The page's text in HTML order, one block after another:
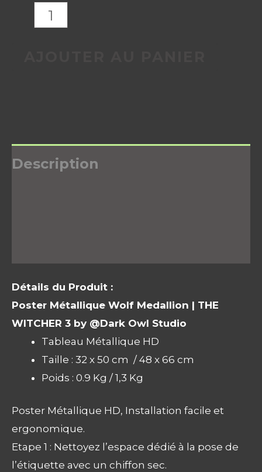
Description
Détails du Produit :
Poster Métallique Wolf Medallion | THE
WITCHER 3 by @Dark Owl Studio
Tableau Métallique HD
Taille : 32 x 50 cm / 48 x 66 cm
Poids : 0.9 Kg / 1,3 Kg
Poster Métallique HD, Installation facile et
ergonomique.
Etape 1 : Nettoyez l’espace dédié à la pose de
l’étiquette avec un chiffon sec.